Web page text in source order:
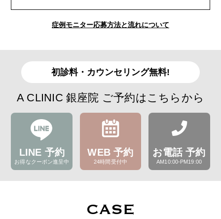
症例モニター応募方法と流れについて
初診料・カウンセリング無料!
A CLINIC 銀座院 ご予約はこちらから
LINE 予約
お得なクーポン進呈中
WEB 予約
24時間受付中
お電話 予約
AM10:00-PM19:00
CASE